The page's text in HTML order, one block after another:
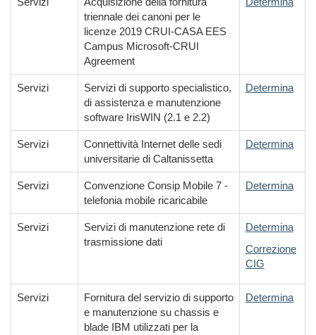
triennale dei canoni per le
licenze 2019 CRUI-CASA EES
Campus Microsoft-CRUI
Agreement
Servizi
Servizi di supporto specialistico,
di assistenza e manutenzione
software IrisWIN (2.1 e 2.2)
Determina
Servizi
Connettività Internet delle sedi
universitarie di Caltanissetta
Determina
Servizi
Convenzione Consip Mobile 7 -
telefonia mobile ricaricabile
Determina
Servizi
Servizi di manutenzione rete di
trasmissione dati
Determina
Correzione
CIG
Servizi
Fornitura del servizio di supporto
e manutenzione su chassis e
blade IBM utilizzati per la
Determina